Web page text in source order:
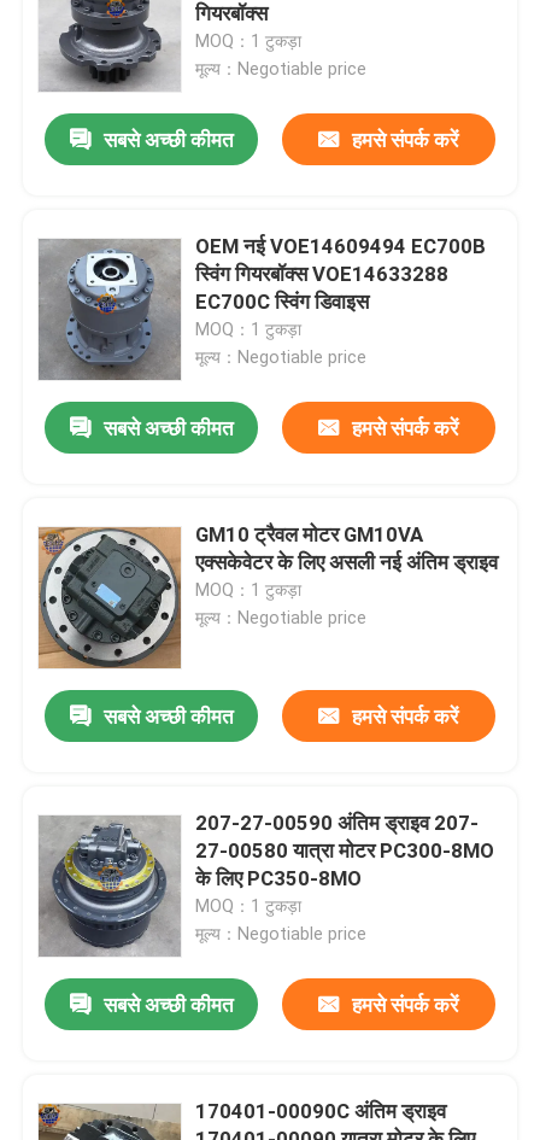
घर
हमारे बारे में
कारखाना भ्रमण
गुणवत्ता नियंत्रण
संपर्क करें
समाचार
एक उद्धरण का अनुरोध करें
खुदाई स्विंग मोटर
गियरबॉक्स
MOQ：1 टुकड़ा
मूल्य：Negotiable price
सबसे अच्छी कीमत हमसे संपर्क करें
OEM नई VOE14609494 EC700B
स्विंग गियरबॉक्स VOE14633288
EC700C स्विंग डिवाइस
MOQ：1 टुकड़ा
मूल्य：Negotiable price
सबसे अच्छी कीमत हमसे संपर्क करें
GM10 ट्रैवल मोटर GM10VA
एक्सकेवेटर के लिए असली नई अंतिम ड्राइव
MOQ：1 टुकड़ा
मूल्य：Negotiable price
सबसे अच्छी कीमत हमसे संपर्क करें
207-27-00590 अंतिम ड्राइव 207-
27-00580 यात्रा मोटर PC300-8MO
के लिए PC350-8MO
MOQ：1 टुकड़ा
मूल्य：Negotiable price
सबसे अच्छी कीमत हमसे संपर्क करें
170401-00090C अंतिम ड्राइव